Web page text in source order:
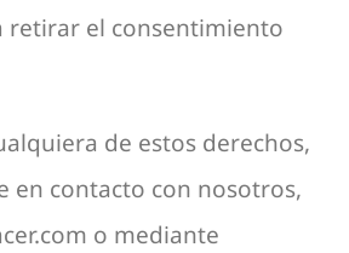
retirar el consentimiento
de estos derechos,
en contacto con nosotros,
o mediante